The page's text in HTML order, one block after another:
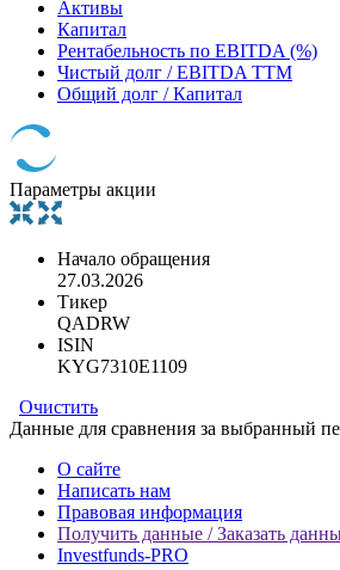
Активы
Капитал
Рентабельность по EBITDA (%)
Чистый долг / EBITDA TTM
Общий долг / Капитал
Параметры акции
Начало обращения
27.03.2026
Тикер
QADRW
ISIN
KYG7310E1109
Очистить
Данные для сравнения за выбранный
О сайте
Написать нам
Правовая информация
Получить данные / Заказать
Investfunds-PRO